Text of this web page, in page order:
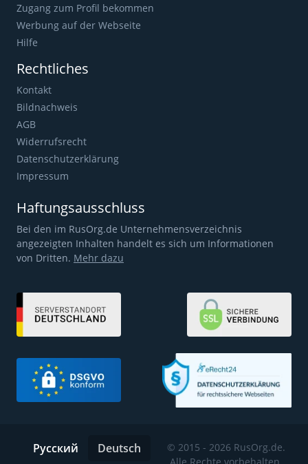
Zugang zum Profil bekommen
Werbung auf der Webseite
Hilfe
Rechtliches
Kontakt
Bildnachweis
AGB
Widerrufsrecht
Datenschutzerklärung
Impressum
Haftungsausschluss
Bei den im RusOrg.de Unternehmensverzeichnis
angezeigten Inhalten handelt es sich um Informationen
von Dritten. Mehr dazu
© 2015 - 2026 RusOrg.de.
Русский Deutsch